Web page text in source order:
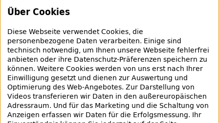
Schaufenster
Bibliotheksausweis
Highlights
Veranstaltungen & Lernangebote
Veranstaltungsübersicht
Lern- und Beratungsangebote
Über Cookies
Diese Webseite verwendet Cookies, die
personenbezogene Daten verarbeiten. Einige sind
technisch notwendig, um Ihnen unsere Webseite fehlerfrei
anbieten oder ihre Datenschutz-Präferenzen speichern zu
können. Weitere Cookies werden von uns erst nach Ihrer
Einwilligung gesetzt und dienen zur Auswertung und
Optimierung desWeb-Angebotes. Zur Darstellung von
Videos transferieren wir Daten in den außereuropäischen
Adressraum. Und für das Marketing und die Schaltung von
Anzeigen erfassen wir Daten für die Erfolgsmessung. Ihr